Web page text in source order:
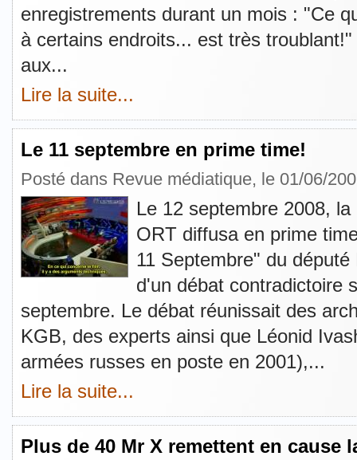
enregistrements durant un mois : "Ce
à certains endroits... est très
aux...
Lire la suite...
Le 11 septembre en prime time!
Posté dans Revue médiatique, le 01/06/
Le 12 septembre 2008,
ORT diffusa en prime
11 Septembre" du
d'un débat contradictoire
septembre. Le débat réunissait des
KGB, des experts ainsi que Léonid
armées russes en poste en 2001),...
Lire la suite...
Plus de 40 Mr X remettent en cause